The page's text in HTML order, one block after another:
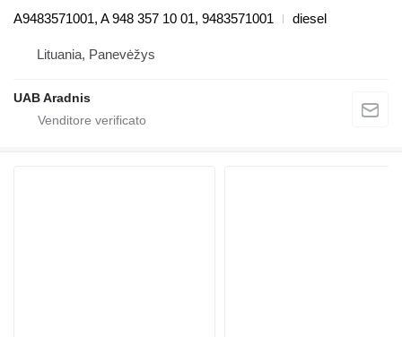
A9483571001, A 948 357 10 01, 9483571001
diesel
Lituania, Panevėžys
UAB Aradnis